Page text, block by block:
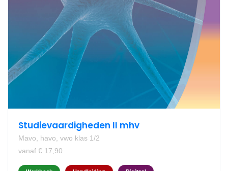
Studievaardigheden II mhv
Mavo, havo, vwo klas 1/2
vanaf € 17,90